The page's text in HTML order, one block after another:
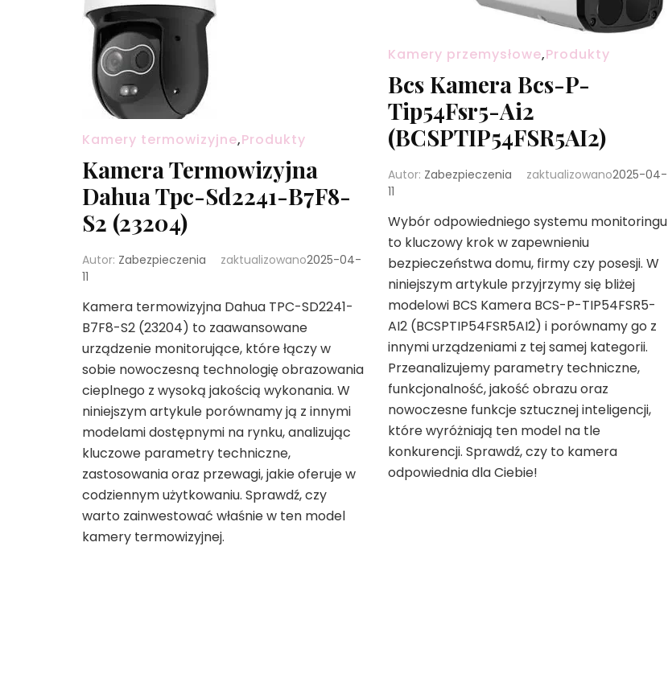
Kamery termowizyjne,Produkty
Kamera Termowizyjna
Dahua Tpc-Sd2241-B7F8-
S2 (23204)
Autor: Zabezpieczenia zaktualizowano2025-04-
11
Kamera termowizyjna Dahua TPC-SD2241-
B7F8-S2 (23204) to zaawansowane
urządzenie monitorujące, które łączy w
sobie nowoczesną technologię obrazowania
cieplnego z wysoką jakością wykonania. W
niniejszym artykule porównamy ją z innymi
modelami dostępnymi na rynku, analizując
kluczowe parametry techniczne,
zastosowania oraz przewagi, jakie oferuje w
codziennym użytkowaniu. Sprawdź, czy
warto zainwestować właśnie w ten model
kamery termowizyjnej.
Kamery przemysłowe,Produkty
Bcs Kamera Bcs-P-
Tip54Fsr5-Ai2
(BCSPTIP54FSR5AI2)
Autor: Zabezpieczenia zaktualizowano2025-04-
11
Wybór odpowiedniego systemu monitoringu
to kluczowy krok w zapewnieniu
bezpieczeństwa domu, firmy czy posesji. W
niniejszym artykule przyjrzymy się bliżej
modelowi BCS Kamera BCS-P-TIP54FSR5-
AI2 (BCSPTIP54FSR5AI2) i porównamy go z
innymi urządzeniami z tej samej kategorii.
Przeanalizujemy parametry techniczne,
funkcjonalność, jakość obrazu oraz
nowoczesne funkcje sztucznej inteligencji,
które wyróżniają ten model na tle
konkurencji. Sprawdź, czy to kamera
odpowiednia dla Ciebie!